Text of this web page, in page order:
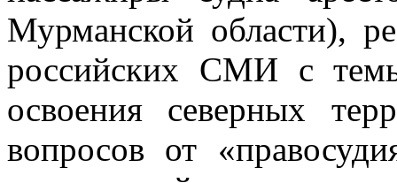
Мурманской области),
российских СМИ с темы
освоения северных
вопросов от